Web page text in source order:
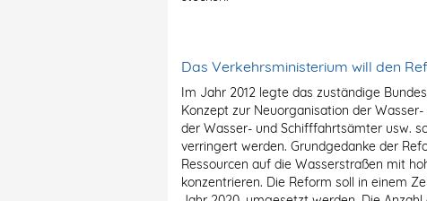
Das Verkehrsministerium will den
Im Jahr 2012 legte das zuständige
Konzept zur Neuorganisation der
der Wasser- und Schifffahrtsämter usw.
verringert werden. Grundgedanke der
Ressourcen auf die Wasserstraßen mit
konzentrieren. Die Reform soll in einem